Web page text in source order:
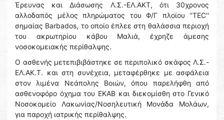
Έρευνας και Διάσωσης Λ.Σ.-ΕΛ.ΑΚΤ, ότι 30χρονος
αλλοδαπός μέλος πληρώματος του Φ/Γ πλοίου ''ΤΕC''
σημαίας Barbados, το οποίο έπλεε στη θαλάσσια περιοχή
του ακρωτηρίου κάβου Μαλιά, έχρηζε άμεσης
νοσοκομειακής περίθαλψης.
Ο ασθενής μετεπιβιβάστηκε σε περιπολικό σκάφος Λ.Σ.-
ΕΛ.ΑΚ.Τ. και στη συνέχεια, μεταφέρθηκε με ασφάλεια
στον λιμένα Νεάπολης Βοιών, όπου παρελήφθη από
ασθενοφόρο όχημα του ΕΚΑΒ και διεκομίσθη στο Γενικό
Νοσοκομείο Λακωνίας/Νοσηλευτική Μονάδα Μολάων,
για παροχή ιατρικής περίθαλψης.